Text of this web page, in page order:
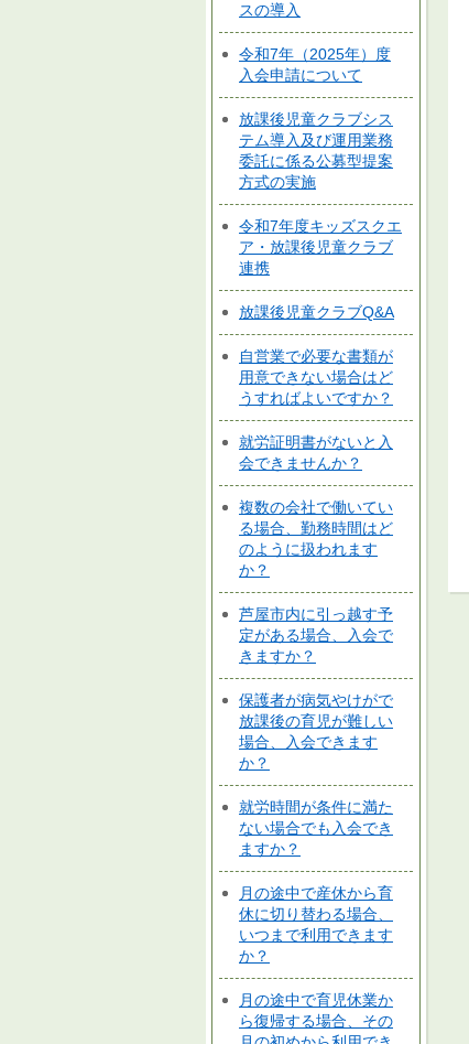
スの導入
令和7年（2025年）度
入会申請について
放課後児童クラブシス
テム導入及び運用業務
委託に係る公募型提案
方式の実施
令和7年度キッズスクエ
ア・放課後児童クラブ
連携
放課後児童クラブQ&A
自営業で必要な書類が
用意できない場合はど
うすればよいですか？
就労証明書がないと入
会できませんか？
複数の会社で働いてい
る場合、勤務時間はど
のように扱われます
か？
芦屋市内に引っ越す予
定がある場合、入会で
きますか？
保護者が病気やけがで
放課後の育児が難しい
場合、入会できます
か？
就労時間が条件に満た
ない場合でも入会でき
ますか？
月の途中で産休から育
休に切り替わる場合、
いつまで利用できます
か？
月の途中で育児休業か
ら復帰する場合、その